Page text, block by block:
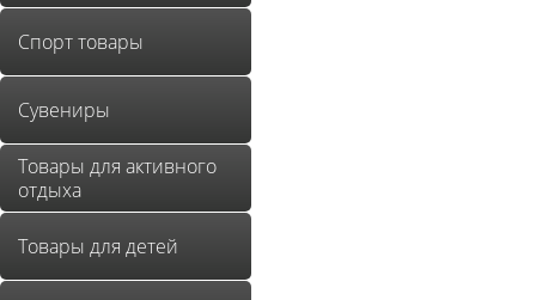
Спорт товары
Сувениры
Товары для активного
отдыха
Товары для детей